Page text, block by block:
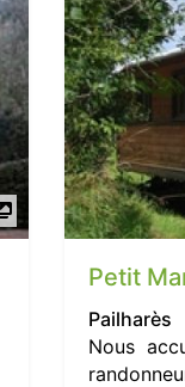
Petit
Pailharès
Nous